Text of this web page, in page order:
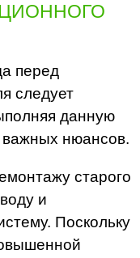
перед
следует
данную
важных нюансов.
старого
и
Поскольку